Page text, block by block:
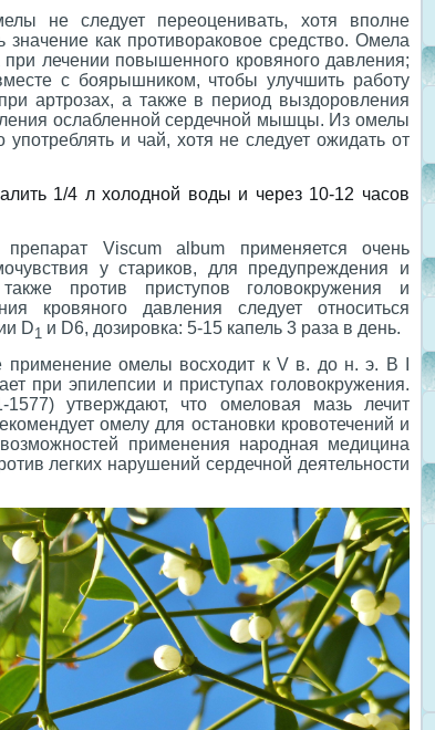
не следует переоценивать, хотя вполне
как противораковое средство. Омела
при лечении повышенного кровяного давления;
с боярышником, чтобы улучшить работу
артрозах, а также в период выздоровления
ослабленной сердечной мышцы. Из омелы
и чай, хотя не следует ожидать от
1/4 л холодной воды и через 10-12 часов
препарат Viscum album применяется очень
у стариков, для предупреждения и
против приступов головокружения и
кровяного давления следует относиться
D1 и D6, дозировка: 5-15 капель 3 раза в день.
применение омелы восходит к V в. до н. э. В I
при эпилепсии и приступах головокружения.
утверждают, что омеловая мазь лечит
омелу для остановки кровотечений и
применения народная медицина
легких нарушений сердечной деятельности